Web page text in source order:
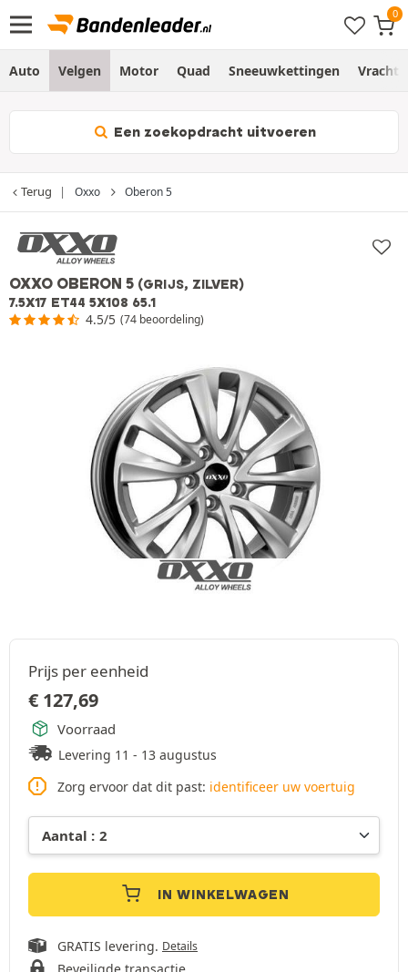
Auto Velgen Motor Quad Sneeuwkettingen
Een zoekopdracht uitvoeren
Terug Oxxo Oberon 5
OXXO OBERON 5 (GRIJS, ZILVER)
7.5X17 ET44 5X108 65.1
4.5/5 (74 beoordeling)
Prijs per eenheid
€ 127,69
Voorraad
Levering 11 - 13 augustus
Zorg ervoor dat dit past: identificeer uw voertuig
IN WINKELWAGEN
GRATIS levering. Details
Beveiligde transactie